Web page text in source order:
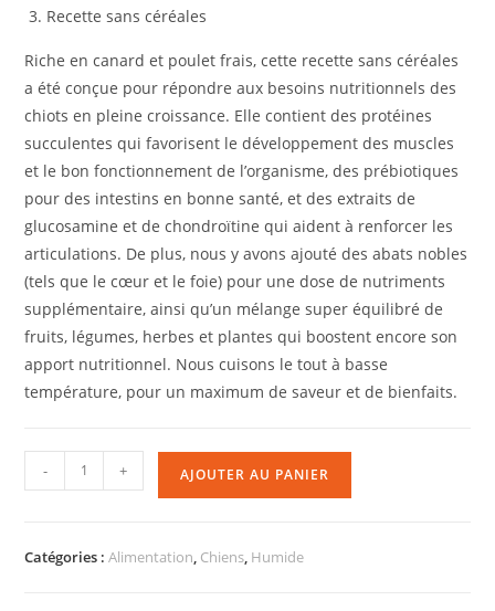
Recette sans céréales
Riche en canard et poulet frais, cette recette sans céréales
a été conçue pour répondre aux besoins nutritionnels des
chiots en pleine croissance. Elle contient des protéines
succulentes qui favorisent le développement des muscles
et le bon fonctionnement de l’organisme, des prébiotiques
pour des intestins en bonne santé, et des extraits de
glucosamine et de chondroïtine qui aident à renforcer les
articulations. De plus, nous y avons ajouté des abats nobles
(tels que le cœur et le foie) pour une dose de nutriments
supplémentaire, ainsi qu’un mélange super équilibré de
fruits, légumes, herbes et plantes qui boostent encore son
apport nutritionnel. Nous cuisons le tout à basse
température, pour un maximum de saveur et de bienfaits.
- + AJOUTER AU PANIER
Catégories :Alimentation Chiens Humide